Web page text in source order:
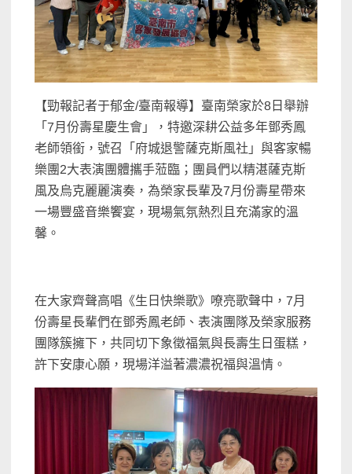
【勁報記者于郁金/臺南報導】臺南榮家於8日舉辦
「7月份壽星慶生會」，特邀深耕公益多年鄧秀鳳
老師領銜，號召「府城退警薩克斯風社」與客家暢
樂團2大表演團體攜手蒞臨；團員們以精湛薩克斯
風及烏克麗麗演奏，為榮家長輩及7月份壽星帶來
一場豐盛音樂饗宴，現場氣氛熱烈且充滿家的溫
馨。
在大家齊聲高唱《生日快樂歌》嘹亮歌聲中，7月
份壽星長輩們在鄧秀鳳老師、表演團隊及榮家服務
團隊簇擁下，共同切下象徵福氣與長壽生日蛋糕，
許下安康心願，現場洋溢著濃濃祝福與溫情。